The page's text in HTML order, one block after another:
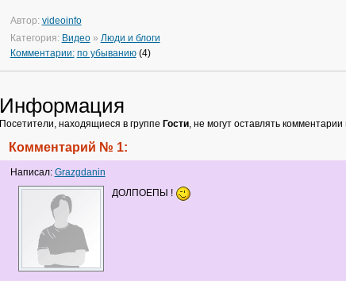
Автор: videoinfo
Категория: Видео» Люди и блоги
Комментарии: по убыванию(4)
Информация
Посетители, находящиеся в группе Гости, не могут оставлять
Комментарий № 1:
Написал: Grazgdanin
ДОЛПОЕПЫ !